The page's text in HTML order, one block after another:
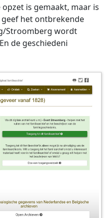
is gemaakt, maar is
het ontbrekende
Stroomberg wordt
de geschiedeni